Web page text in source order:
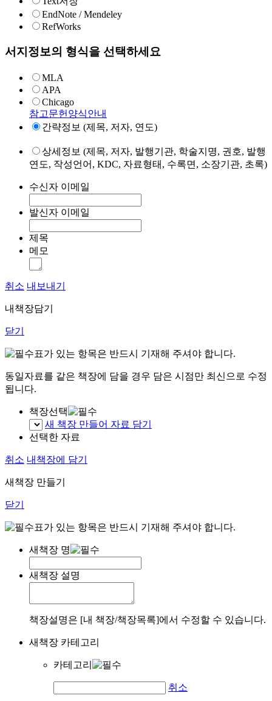
EndNote / Mendeley
RefWorks
서지정보의 형식을 선택하세요
MLA
APA
Chicago
참고문헌양식안내
간략정보 (제목, 저자, 연도)
상세정보 (제목, 저자, 발행기관, 학술지명, 권호, 발행
연도, 작성언어, KDC, 자료형태, 수록면, 소장기관, 초록)
수신자 이메일
발신자 이메일
제목
메모
취소 내보내기
내책장담기
닫기
표가 있는 항목은 반드시 기재해 주셔야 합니다.
동일자료를 같은 책장에 담을 경우 담은 시점만 최신으로 수정
됩니다.
책장선택
새 책장 만들어 자료 담기
선택한 자료
취소 내책장에 담기
새책장 만들기
닫기
표가 있는 항목은 반드시 기재해 주셔야 합니다.
새책장 명
새책장 설명
책장설명은 [내 책장/책장목록]에서 수정할 수 있습니다.
새책장 카테고리
카테고리
취소